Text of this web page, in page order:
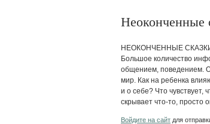
Неоконченные
НЕОКОНЧЕННЫЕ СКАЗКИ:
Большое количество
общением, поведением.
мир. Как на ребенка
и о себе? Что чувствует,
скрывает что-то, просто
Войдите на сайт для